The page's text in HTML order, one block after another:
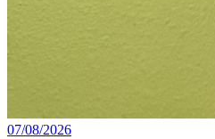
07/08/2026